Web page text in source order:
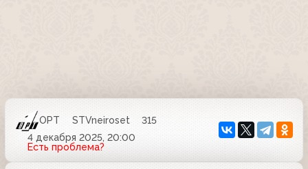
ОРТ STVneiroset
315
4 декабря 2025, 20:00
Есть проблема?